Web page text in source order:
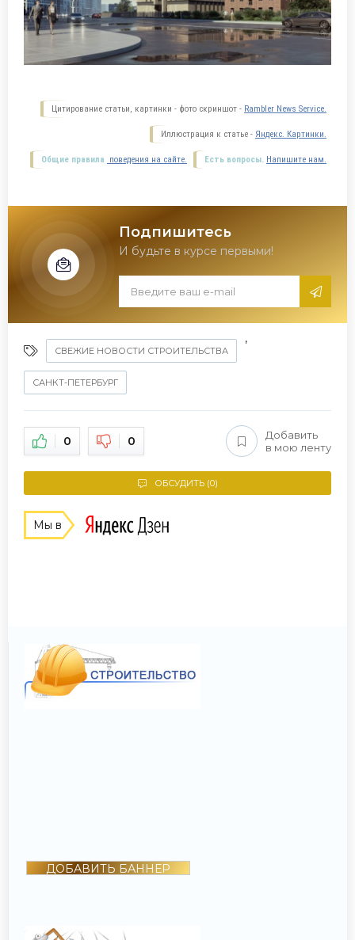
Цитирование статьи, картинки - фото скриншот - Rambler News Service.
Иллюстрация к статье - Яндекс. Картинки.
Есть вопросы. Напишите нам.
Общие правила поведения на сайте.
Подпишитесь
И будьте в курсе первыми!
СВЕЖИЕ НОВОСТИ СТРОИТЕЛЬСТВА
,
САНКТ-ПЕТЕРБУРГ
0 0
Добавить
в мою ленту
ОБСУДИТЬ (0)
Мы в
ДОБАВИТЬ БАННЕР